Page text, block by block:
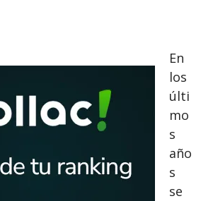
En
los
últi
mo
s
año
s
se